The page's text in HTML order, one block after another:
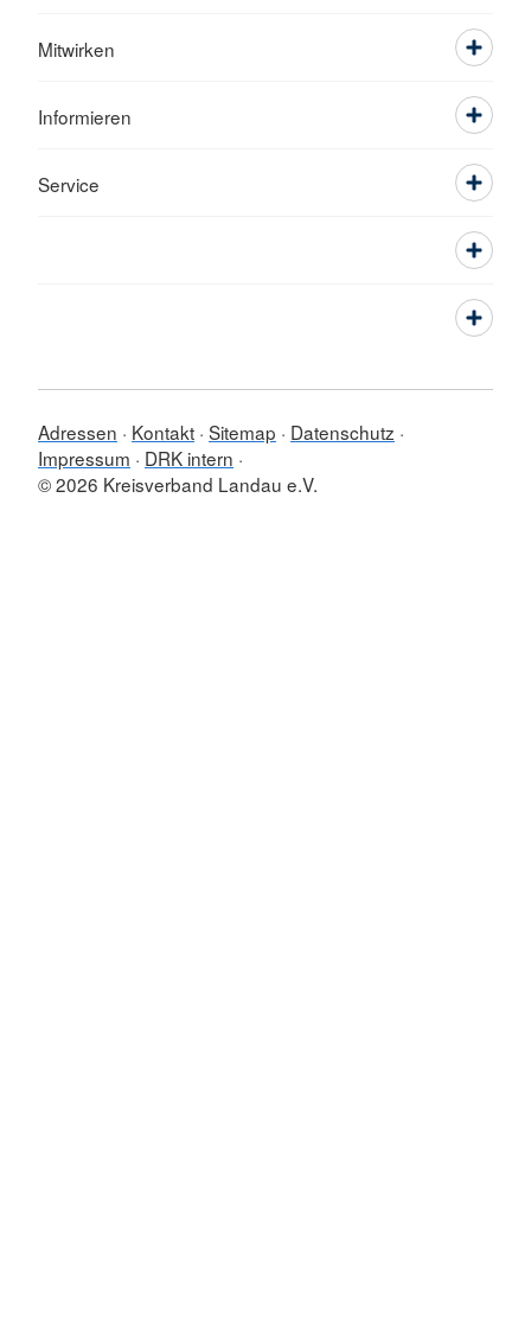
Mitwirken
Informieren
Service
Adressen Kontakt Sitemap
Datenschutz
Impressum
DRK intern
© 2026 Kreisverband Landau e.V.